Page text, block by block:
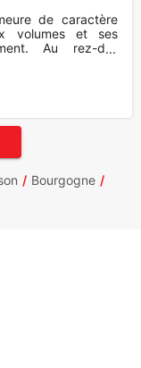
de caractère
volumes et ses
Au rez-de-
Bourgogne